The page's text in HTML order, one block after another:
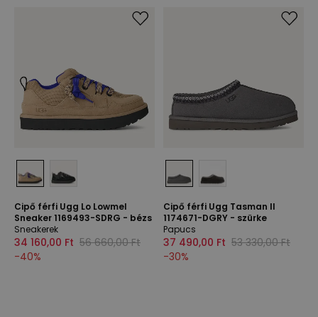
Cipő férfi Ugg Lo Lowmel
Sneaker 1169493-SDRG - bézs
Sneakerek
34 160,00 Ft 56 660,00 Ft
-40%
Cipő férfi Ugg Tasman II
1174671-DGRY - szürke
Papucs
37 490,00 Ft 53 330,00 Ft
-30%